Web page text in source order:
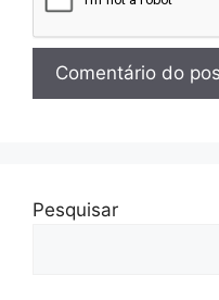
Pesquisar